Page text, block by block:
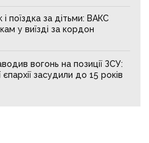
поїздка за дітьми: ВАКС
у виїзді за кордон
вогонь на позиції ЗСУ:
засудили до 15 років